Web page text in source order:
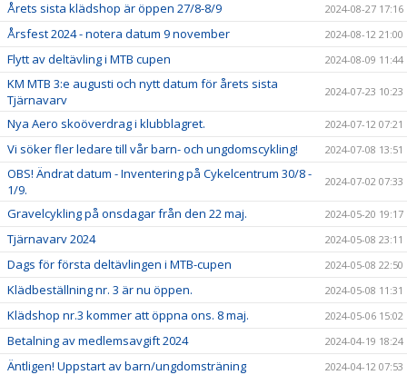
Årets sista klädshop är öppen 27/8-8/9 2024-08-27 17:16
Årsfest 2024 - notera datum 9 november 2024-08-12 21:00
Flytt av deltävling i MTB cupen 2024-08-09 11:44
KM MTB 3:e augusti och nytt datum för årets sista
Tjärnavarv
2024-07-23 10:23
Nya Aero skoöverdrag i klubblagret. 2024-07-12 07:21
Vi söker fler ledare till vår barn- och ungdomscykling! 2024-07-08 13:51
OBS! Ändrat datum - Inventering på Cykelcentrum 30/8 -
1/9.
2024-07-02 07:33
Gravelcykling på onsdagar från den 22 maj. 2024-05-20 19:17
Tjärnavarv 2024 2024-05-08 23:11
Dags för första deltävlingen i MTB-cupen 2024-05-08 22:50
Klädbeställning nr. 3 är nu öppen. 2024-05-08 11:31
Klädshop nr.3 kommer att öppna ons. 8 maj. 2024-05-06 15:02
Betalning av medlemsavgift 2024 2024-04-19 18:24
Äntligen! Uppstart av barn/ungdomsträning 2024-04-12 07:53